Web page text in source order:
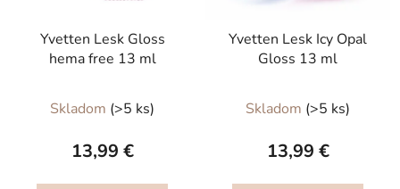
Yvetten Lesk Gloss
hema free 13 ml
hodnotenie
produktu
Skladom (>5 ks)
13,99 €
Yvetten Lesk Icy Opal
Gloss 13 ml
Skladom (>5 ks)
13,99 €